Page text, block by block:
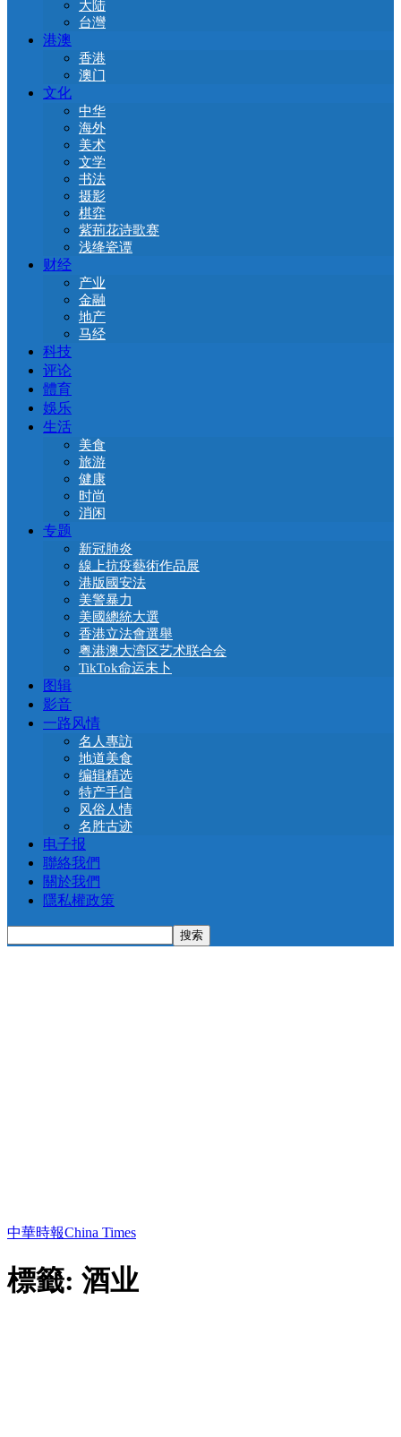
大陆
台灣
港澳
香港
澳门
文化
中华
海外
美术
文学
书法
摄影
棋弈
紫荊花诗歌赛
浅绛瓷谭
财经
产业
金融
地产
马经
科技
评论
體育
娛乐
生活
美食
旅游
健康
时尚
消闲
专题
新冠肺炎
線上抗疫藝術作品展
港版國安法
美警暴力
美國總統大選
香港立法會選舉
粤港澳大湾区艺术联合会
TikTok命运未卜
图辑
影音
一路风情
名人專訪
地道美食
编辑精选
特产手信
风俗人情
名胜古迹
电子报
聯絡我們
關於我們
隱私權政策
中華時報China Times
標籤: 酒业